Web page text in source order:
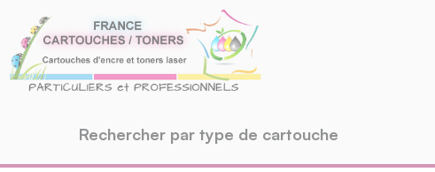
Rechercher par type de cartouche